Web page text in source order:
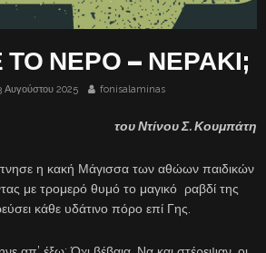
ΝΕΡΟ – ΝΕΡΑΚΙ;
Αυγούστου 2025 fonisalaminas
του Ντίνου Σ. Κουμπάτη
η κακή Μάγισσα των αθώων παιδικών
με τρομερό θυμό το μαγικό ραβδί της
κάθε υδάτινο πόρο επί Γης.